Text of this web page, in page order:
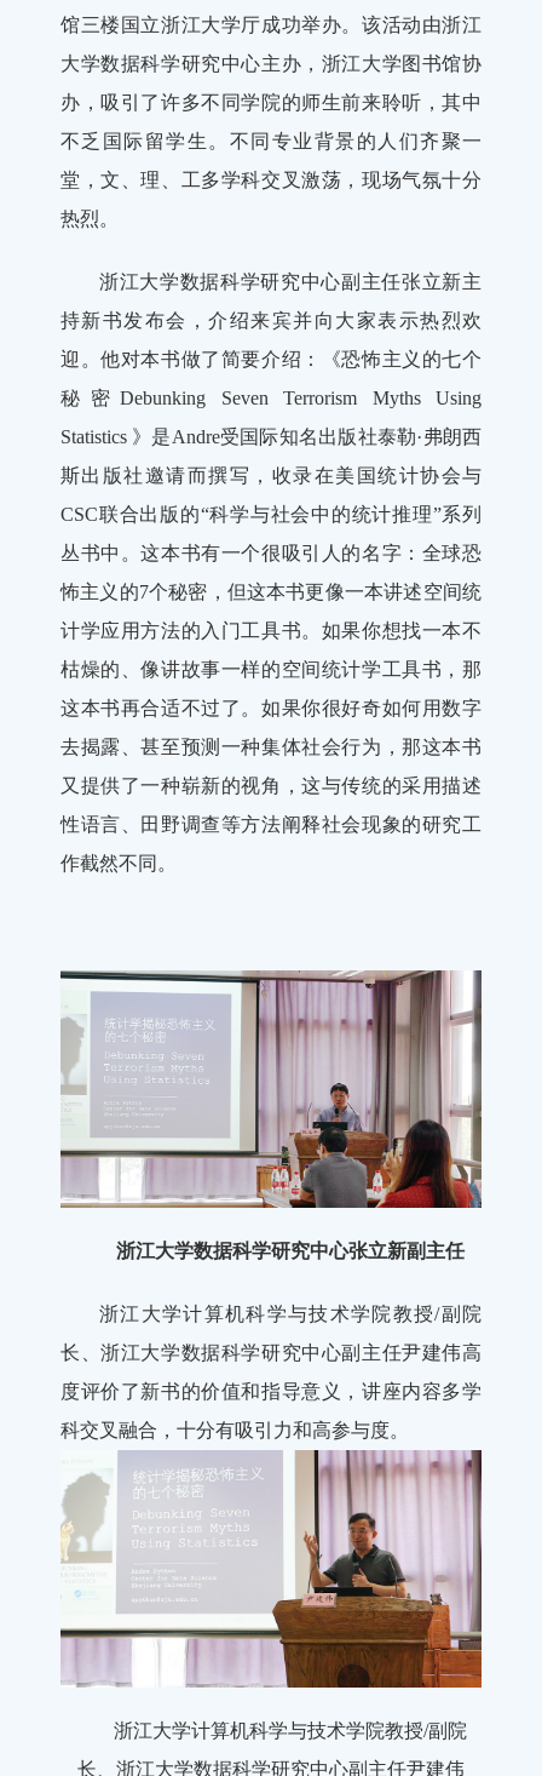
馆三楼国立浙江大学厅成功举办。该活动由浙江
大学数据科学研究中心主办，浙江大学图书馆协
办，吸引了许多不同学院的师生前来聆听，其中
不乏国际留学生。不同专业背景的人们齐聚一
堂，文、理、工多学科交叉激荡，现场气氛十分
热烈。
浙江大学数据科学研究中心副主任张立新主
持新书发布会，介绍来宾并向大家表示热烈欢
迎。他对本书做了简要介绍：《恐怖主义的七个
秘密Debunking Seven Terrorism Myths Using
Statistics 》是Andre受国际知名出版社泰勒·弗朗西
斯出版社邀请而撰写，收录在美国统计协会与
CSC联合出版的“科学与社会中的统计推理”系列
丛书中。这本书有一个很吸引人的名字：全球恐
怖主义的7个秘密，但这本书更像一本讲述空间统
计学应用方法的入门工具书。如果你想找一本不
枯燥的、像讲故事一样的空间统计学工具书，那
这本书再合适不过了。如果你很好奇如何用数字
去揭露、甚至预测一种集体社会行为，那这本书
又提供了一种崭新的视角，这与传统的采用描述
性语言、田野调查等方法阐释社会现象的研究工
作截然不同。
浙江大学数据科学研究中心张立新副主任
浙江大学计算机科学与技术学院教授/副院
长、浙江大学数据科学研究中心副主任尹建伟高
度评价了新书的价值和指导意义，讲座内容多学
科交叉融合，十分有吸引力和高参与度。
浙江大学计算机科学与技术学院教授/副院
长、浙江大学数据科学研究中心副主任尹建伟